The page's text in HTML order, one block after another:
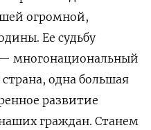
огромной,
Ее судьбу
многонациональный
одна большая
развитие
граждан. Станем